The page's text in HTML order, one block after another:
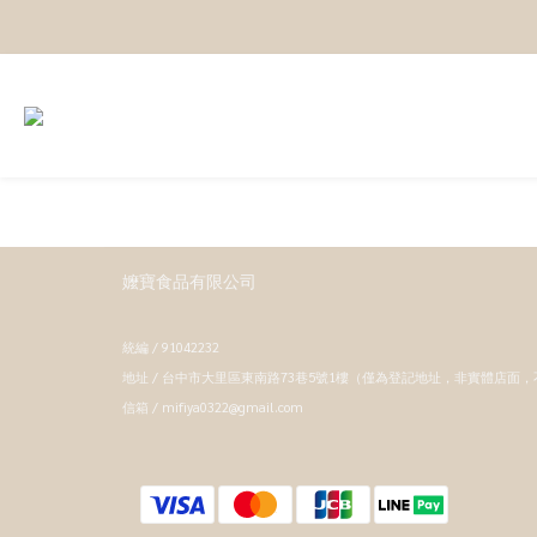
嬤寶食品有限公司
統編 / 91042232
地址 / 台中市大里區東南路73巷5號1樓（僅為登記地址，非實體店面，
信箱 / mifiya0322@gmail.com